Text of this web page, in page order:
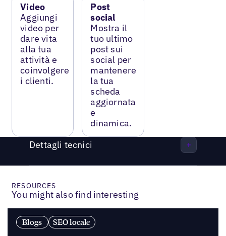
Video
Aggiungi
video per
dare vita
alla tua
attività e
coinvolgere
i clienti.
Post
social
Mostra il
tuo ultimo
post sui
social per
mantenere
la tua
scheda
aggiornata
e
dinamica.
Dettagli tecnici
RESOURCES
You might also find interesting
Blogs SEO locale